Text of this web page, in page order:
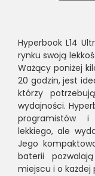
Hyperbook L14
rynku swoją
Ważący poniżej
20 godzin, jest
którzy
wydajności.
programistów i
lekkiego, ale
Jego
baterii
miejscu i o każdej